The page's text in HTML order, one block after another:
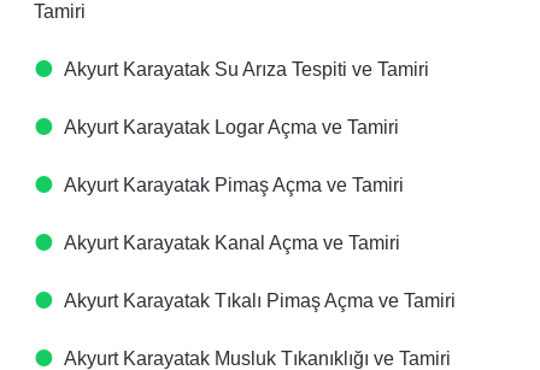
Tamiri
Akyurt Karayatak Su Arıza Tespiti ve Tamiri
Akyurt Karayatak Logar Açma ve Tamiri
Akyurt Karayatak Pimaş Açma ve Tamiri
Akyurt Karayatak Kanal Açma ve Tamiri
Akyurt Karayatak Tıkalı Pimaş Açma ve Tamiri
Akyurt Karayatak Musluk Tıkanıklığı ve Tamiri